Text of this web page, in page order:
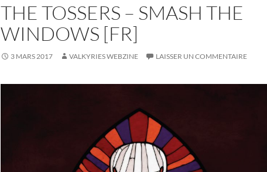
THE TOSSERS – SMASH THE
WINDOWS [FR]
3 MARS 2017 VALKYRIES WEBZINE LAISSER UN COMMENTAIRE